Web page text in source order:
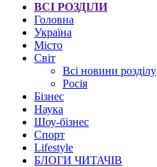
ВСІ РОЗДІЛИ
Головна
Україна
Місто
Світ
Всі новини розділу
Росія
Бізнес
Наука
Шоу-бізнес
Спорт
Lifestyle
БЛОГИ ЧИТАЧІВ